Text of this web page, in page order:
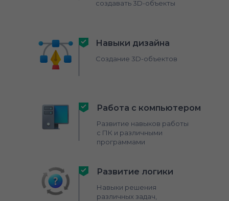
Развитие логики
Навыки решения
различных задач,
Работа с компьютером
Развитие навыков работы
с ПК и различными
программами
создавать 3D-объекты
Навыки дизайна
Создание 3D-объектов